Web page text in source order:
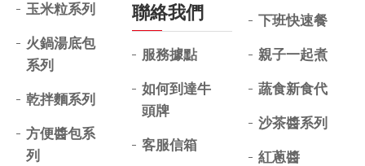
玉米粒系列
火鍋湯底包
系列
乾拌麵系列
方便醬包系
列
下班快速餐
親子一起煮
蔬食新食代
沙茶醬系列
紅蔥醬
聯絡我們
服務據點
如何到達牛
頭牌
客服信箱